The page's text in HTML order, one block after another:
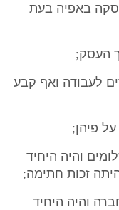
באפיה בעת
העסק;
לעבודה ואף קבע
פיהן;
והיה היחיד
זכות חתימה;
והיה היחיד